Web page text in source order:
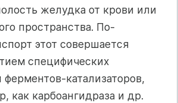
желудка от крови или
пространства. По-
этот совершается
специфических
катализаторов,
как карбоангидраза и др.